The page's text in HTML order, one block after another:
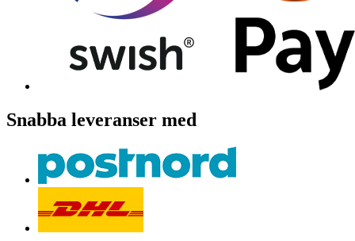
Snabba leveranser med